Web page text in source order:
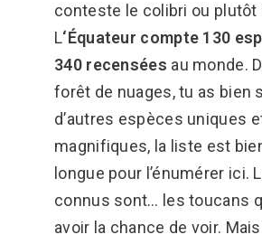
conteste le colibri ou plutôt
L‘Équateur compte 130
340 recensées au monde.
forêt de nuages, tu as bien
d’autres espèces uniques
magnifiques, la liste est
longue pour l’énumérer ici.
connus sont… les toucans
avoir la chance de voir.